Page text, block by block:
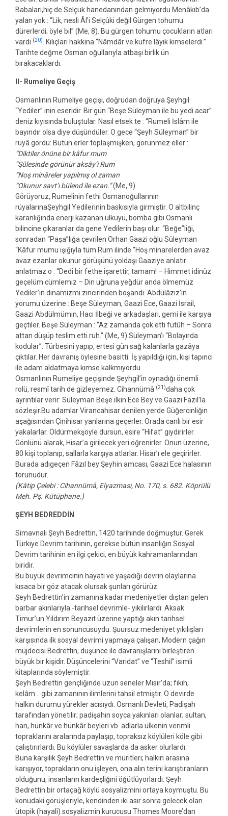
Babaları,hiç de Selçuk hanedanından gelmiyordu Menâkıb’da
yalan yok : “Lik, nesli Âl’i Selçûki değil Gürgen tohumu
dürerlerdi; öyle bil” (Me, 8). Bu gürgen tohumu çocukların atları
vardı (20)
. Kılıçları hakkına “Nâmdâr ve küfre lâyık kimselerdi.”
Tarihte değme Osman oğullarıyla atbaşı birlik ün
bırakacaklardı.
II- Rumeliye Geçiş
Osmanlının Rumeliye geçişi, doğrudan doğruya Şeyhgil
“Yediler” inin eseridir. Bir gün “Beşe Süleyman ile bu yedi acar”
deniz kıyısında buluştular. Nasıl etsek te : “Rumeli İslâm ile
bayındır olsa diye düşündüler. O gece “Şeyh Süleyman” bir
rüyâ gördü: Bütün erler toplaşmışken, görünmez eller :
“Diktiler önüne bir kâfur mum
“Şûlesinde görünür aksây’i Rum
“Noş minâreler yapılmış ol zaman
“Okunur savt’ı bülend ile ezan.”(Me, 9).
Görüyoruz, Rumelinin fethi Osmanoğullarının
rüyalarınaŞeyhgil Yedilerinin baskısıyla girmiştir. O altbilinç
karanlığında enerji kazanan ülküyü, bomba gibi Osmanlı
bilincine çıkaranlar da gene Yedilerin başı olur. “Beğe”liği,
sonradan “Paşa”lığa çevrilen Orhan Gaazi oğlu Süleyman
“Kâfur mumu ışığıyla tüm Rum ilinde “Hoş minarelerden avaz
avaz ezanlar okunur görüşünü yoldaşı Gaaziye anlatır
anlatmaz o : “Dedi bir fethe işarettir, tamam! – Himmet idinüz
geçelüm cümlemiz – Din uğruna yeğdür anda ölmemüz
Yediler’in dinamizmi zincirinden boşandı. Abdülâziz’in
yorumu üzerine : Beşe Süleyman, Gaazi Ece, Gaazi İsrail,
Gaazi Abdülmümin, Hacı İlbeği ve arkadaşları, gemi ile karşıya
geçtiler. Beşe Süleyman : “Az zamanda çok etti fütûh – Sonra
attan düşüp teslim etti ruh.” (Me, 9) Süleyman’ı “Bolayırda
kodular”. Türbesini yapıp, ertesi gün sağ kalanlarla gazâya
çıktılar. Her davranış öylesine basitti. İş yapıldığı için, kişi tapıncı
ile adam aldatmaya kimse kalkmıyordu.
Osmanlının Rumeliye geçişinde Şeyhgil’in oynadığı önemli
rolü, resmî tarih de gizleyemez. Cihannümâ (21)daha çok
ayrıntılar verir: Süleyman Beşe ilkin Ece Bey ve Gaazi Fazıl’la
sözleşir.Bu adamlar Virancahisar denilen yerde Güğercinliğin
aşağısından Çinihisar yanlarına geçerler. Orada canlı bir esir
yakalarlar. Öldürmekşöyle dursun, esire “Hil’at” giydirirler.
Gönlünü alarak, Hisar’a girilecek yeri öğrenirler. Onun üzerine,
80 kişi toplanıp, sallarla karşıya atlarlar. Hisar’ı ele geçirirler.
Burada adıgeçen Fâzıl bey Şeyhin amcası, Gaazi Ece halasının
torunudur.
(Kâtip Çelebi : Cihannümâ, Elyazması, No. 170, s. 682. Köprülü
Meh. Pş. Kütüphane.)
ŞEYH BEDREDDİN
Simavnalı Şeyh Bedrettin, 1420 tarihinde doğmuştur. Gerek
Türkiye Devrim tarihinin, gerekse bütün insanlığın Sosyal
Devrim tarihinin en ilgi çekici, en büyük kahramanlarından
biridir.
Bu büyük devrimcinin hayatı ve yaşadığı devrin olaylarına
kısaca bir göz atacak olursak şunları görürüz.
Şeyh Bedrettin’in zamanına kadar medeniyetler dıştan gelen
barbar akınlarıyla -tarihsel devrimle- yıkılırlardı. Aksak
Timur’un Yıldırım Beyazıt üzerine yaptığı akın tarihsel
devrimlerin en sonuncusuydu. Şuursuz medeniyet yıkılışları
karşısında ilk sosyal devrimi yapmaya çalışan, Modern çağın
müjdecisi Bedrettin, düşünce ile davranışlarını birleştiren
büyük bir kişidir. Düşüncelerini “Varidat” ve “Teshil” isimli
kitaplarında söylemiştir.
Şeyh Bedrettin gençliğinde uzun seneler Mısır’da; fıkıh,
kelâm… gibi zamanının ilimlerini tahsil etmiştir. O devirde
halkın durumu yürekler acısıydı. Osmanlı Devleti, Padişah
tarafından yönetilir; padişahın soyca yakınları olanlar; sultan,
han, hünkâr ve hünkâr beyleri vb. adlarla ülkenin verimli
topraklarını aralarında paylaşıp, topraksız köylüleri köle gibi
çalıştırırlardı. Bu köylüler savaşlarda da asker olurlardı.
Buna karşılık Şeyh Bedrettin ve müritleri; halkın arasına
karışıyor, toprakların onu işleyen, ona alın terini karıştıranların
olduğunu, insanların kardeşliğıni öğütlüyorlardı. Şeyh
Bedrettin bir ortaçağ köylü sosyalizmini ortaya koymuştu. Bu
konudaki görüşleriyle, kendinden iki asır sonra gelecek olan
ütopik (hayalî) sosyalizmin kurucusu Thomes Moore’dan